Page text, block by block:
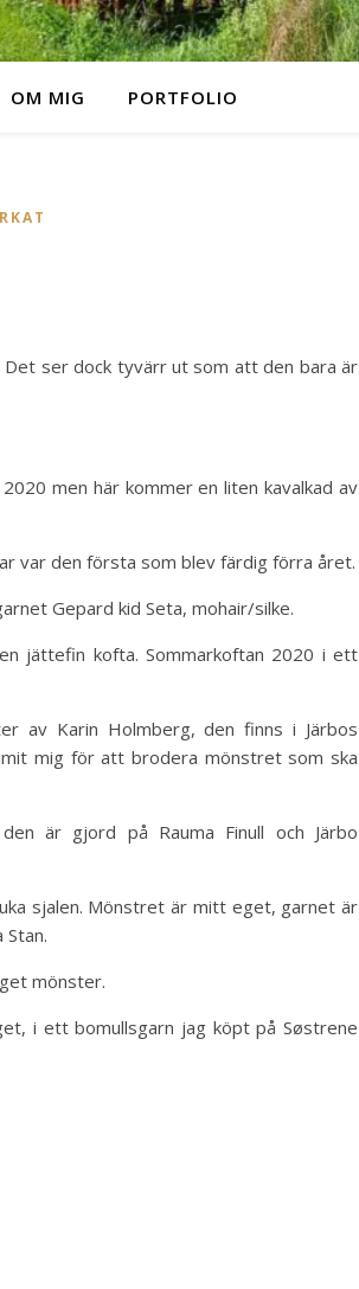
OM MIG PORTFOLIO
Det ser dock tyvärr ut som att den bara är
men här kommer en liten kavalkad av
var den första som blev färdig förra året.
Gepard kid Seta, mohair/silke.
jättefin kofta. Sommarkoftan 2020 i ett
av Karin Holmberg, den finns i Järbos
mig för att brodera mönstret som ska
är gjord på Rauma Finull och Järbo
sjalen. Mönstret är mitt eget, garnet är
mönster.
i ett bomullsgarn jag köpt på Søstrene